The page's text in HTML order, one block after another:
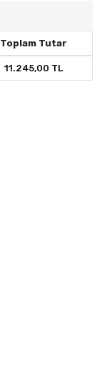
Toplam Tutar
11.245,00 TL